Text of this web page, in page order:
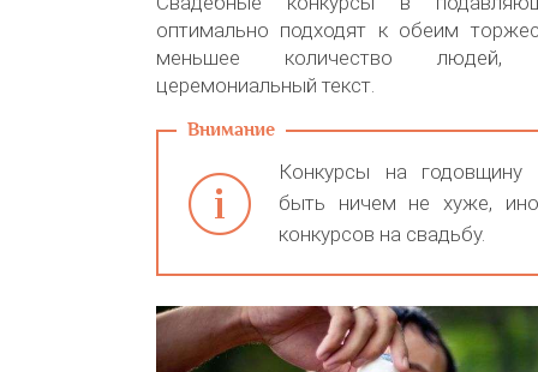
оптимально подходят к обеим
меньшее количество людей,
церемониальный текст.
Конкурсы на годовщину
быть ничем не хуже,
конкурсов на свадьбу.